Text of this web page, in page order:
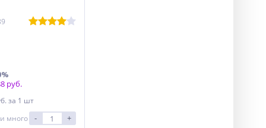
руб.
за 1 шт
много
- +